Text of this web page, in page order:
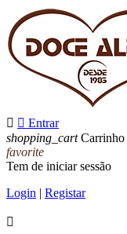
  Entrar
shopping_cart Carrinho
favorite
Tem de iniciar sessão
Login | Registar
